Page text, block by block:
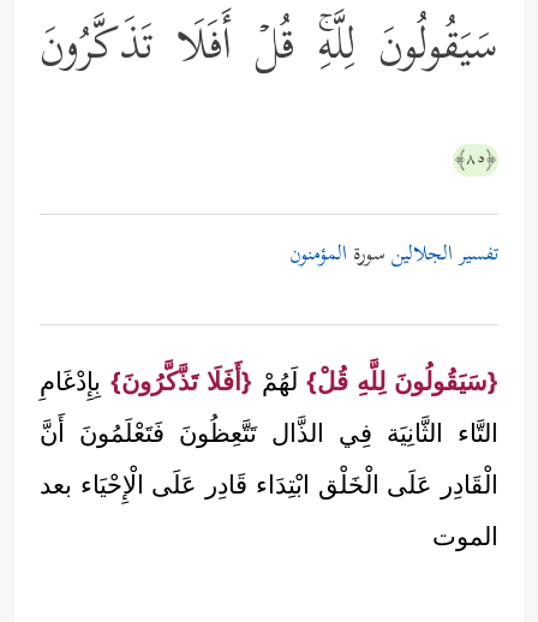
سَیَقُولُونَ لِلَّهِۚ قُلۡ أَفَلَا تَذَكَّرُونَ
﴿٨٥﴾
تفسير الجلالينسورة المؤمنون
{سَيَقُولُونَ لِلَّهِ قُلْ}لَهُمْ {أَفَلَا تَذَّكَّرُونَ} بِإِدْغَامِ
التَّاء الثَّانِيَة فِي الذَّال تَتَّعِظُونَ فَتَعْلَمُونَ أَنَّ
الْقَادِر عَلَى الْخَلْق ابْتِدَاء قَادِر عَلَى الْإِحْيَاء بعد
الموت